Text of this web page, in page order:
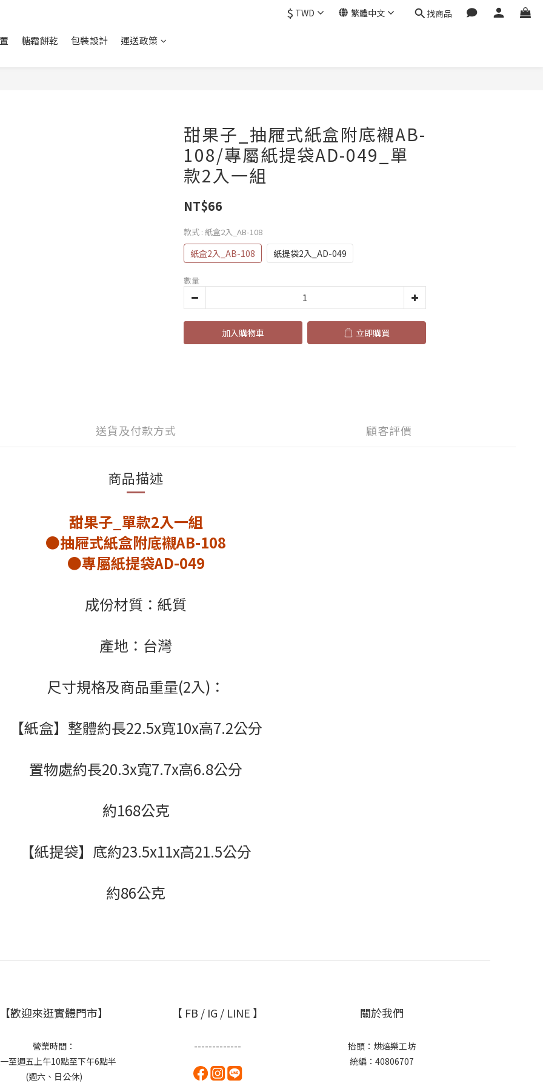
$ TWD 繁體中文 找商品
糖霜餅乾 包裝設計 運送政策
甜果子_抽屜式紙盒附底襯AB-
108/專屬紙提袋AD-049_單
款2入一組
NT$66
款式 : 紙盒2入_AB-108
紙盒2入_AB-108 紙提袋2入_AD-049
數量
加入購物車 立即購買
送貨及付款方式 顧客評價
商品描述
甜果子_單款2入一組
●抽屜式紙盒附底襯AB-108
●專屬紙提袋AD-049
成份材質：紙質
產地：台灣
尺寸規格及商品重量(2入)：
【紙盒】 整體約長22.5x寬10x高7.2公分
置物處約長20.3x寬7.7x高6.8公分
約168公克
【紙提袋】 底約23.5x11x高21.5公分
約86公克
歡迎來逛實體門市】
營業時間：
至週五上午10點至下午6點半
(週六、日公休)
【 FB / IG / LINE 】
-------------
關於我們
抬頭：烘焙樂工坊
統編：40806707